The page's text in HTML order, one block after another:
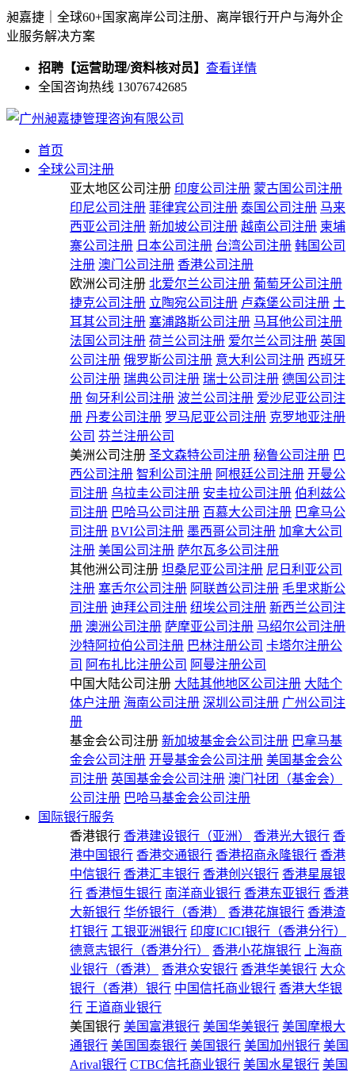
昶嘉捷｜全球60+国家离岸公司注册、离岸银行开户与海外企
业服务解决方案
招聘【运营助理/资料核对员】 查看详情
全国咨询热线 13076742685
首页
全球公司注册
亚太地区公司注册 印度公司注册 蒙古国公司注册
印尼公司注册 菲律宾公司注册 泰国公司注册 马来
西亚公司注册 新加坡公司注册 越南公司注册 柬埔
寨公司注册 日本公司注册 台湾公司注册 韩国公司
注册 澳门公司注册 香港公司注册
欧洲公司注册 北爱尔兰公司注册 葡萄牙公司注册
捷克公司注册 立陶宛公司注册 卢森堡公司注册 土
耳其公司注册 塞浦路斯公司注册 马耳他公司注册
法国公司注册 荷兰公司注册 爱尔兰公司注册 英国
公司注册 俄罗斯公司注册 意大利公司注册 西班牙
公司注册 瑞典公司注册 瑞士公司注册 德国公司注
册 匈牙利公司注册 波兰公司注册 爱沙尼亚公司注
册 丹麦公司注册 罗马尼亚公司注册 克罗地亚注册
公司 芬兰注册公司
美洲公司注册 圣文森特公司注册 秘鲁公司注册 巴
西公司注册 智利公司注册 阿根廷公司注册 开曼公
司注册 乌拉圭公司注册 安圭拉公司注册 伯利兹公
司注册 巴哈马公司注册 百慕大公司注册 巴拿马公
司注册 BVI公司注册 墨西哥公司注册 加拿大公司
注册 美国公司注册 萨尔瓦多公司注册
其他洲公司注册 坦桑尼亚公司注册 尼日利亚公司
注册 塞舌尔公司注册 阿联酋公司注册 毛里求斯公
司注册 迪拜公司注册 纽埃公司注册 新西兰公司注
册 澳洲公司注册 萨摩亚公司注册 马绍尔公司注册
沙特阿拉伯公司注册 巴林注册公司 卡塔尔注册公
司 阿布扎比注册公司 阿曼注册公司
中国大陆公司注册 大陆其他地区公司注册 大陆个
体户注册 海南公司注册 深圳公司注册 广州公司注
册
基金会公司注册 新加坡基金会公司注册 巴拿马基
金会公司注册 开曼基金会公司注册 美国基金会公
司注册 英国基金会公司注册 澳门社团（基金会）
公司注册 巴哈马基金会公司注册
国际银行服务
香港银行 香港建设银行（亚洲） 香港光大银行 香
港中国银行 香港交通银行 香港招商永隆银行 香港
中信银行 香港汇丰银行 香港创兴银行 香港星展银
行 香港恒生银行 南洋商业银行 香港东亚银行 香港
大新银行 华侨银行（香港） 香港花旗银行 香港渣
打银行 工银亚洲银行 印度ICICI银行（香港分行）
德意志银行（香港分行）
香港小花旗银行
上海商
业银行（香港）
香港众安银行 香港华美银行 大众
银行（香港）银行 中国信托商业银行 香港大华银
行 王道商业银行
美国银行 美国富港银行 美国华美银行 美国摩根大
通银行 美国国泰银行 美国银行 美国加州银行 美国
Arival银行 CTBC信托商业银行 美国水星银行 美国